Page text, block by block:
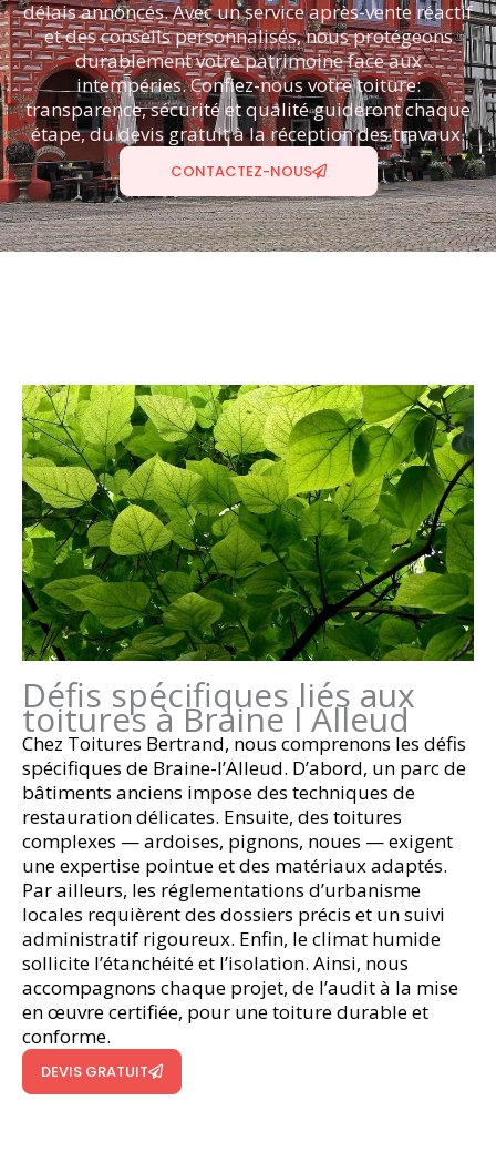
délais annoncés. Avec un service après-vente réactif
et des conseils personnalisés, nous protégeons
durablement votre patrimoine face aux
intempéries. Confiez-nous votre toiture:
transparence, sécurité et qualité guideront chaque
étape, du devis gratuit à la réception des travaux.
CONTACTEZ-NOUS
Défis spécifiques liés aux
toitures à Braine l Alleud
Chez Toitures Bertrand, nous comprenons les défis
spécifiques de Braine-l’Alleud. D’abord, un parc de
bâtiments anciens impose des techniques de
restauration délicates. Ensuite, des toitures
complexes — ardoises, pignons, noues — exigent
une expertise pointue et des matériaux adaptés.
Par ailleurs, les réglementations d’urbanisme
locales requièrent des dossiers précis et un suivi
administratif rigoureux. Enfin, le climat humide
sollicite l’étanchéité et l’isolation. Ainsi, nous
accompagnons chaque projet, de l’audit à la mise
en œuvre certifiée, pour une toiture durable et
conforme.
DEVIS GRATUIT